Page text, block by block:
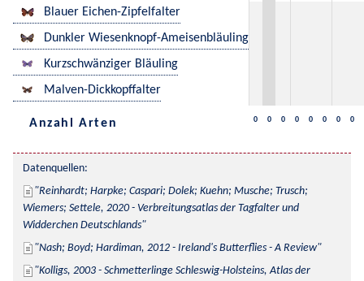
Blauer Eichen-Zipfelfalter
Dunkler Wiesenknopf-Ameisenbläuling
Kurzschwänziger Bläuling
Malven-Dickkopffalter
Anzahl Arten 0 0 0 0 0 0 0 0
Datenquellen:
Reinhardt; Harpke; Caspari; Dolek; Kuehn; Musche; Trusch;
Wiemers; Settele, 2020 - Verbreitungsatlas der Tagfalter und
Widderchen Deutschlands
Nash; Boyd; Hardiman, 2012 - Ireland's Butterflies - A Review
Kolligs, 2003 - Schmetterlinge Schleswig-Holsteins, Atlas der